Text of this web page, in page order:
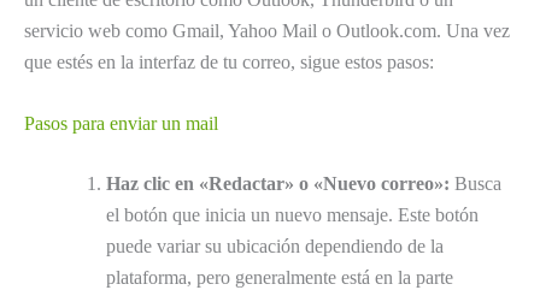
servicio web como Gmail, Yahoo Mail o Outlook.com. Una vez
que estés en la interfaz de tu correo, sigue estos pasos:
Pasos para enviar un mail
Haz clic en «Redactar» o «Nuevo correo»: Busca
el botón que inicia un nuevo mensaje. Este botón
puede variar su ubicación dependiendo de la
plataforma, pero generalmente está en la parte